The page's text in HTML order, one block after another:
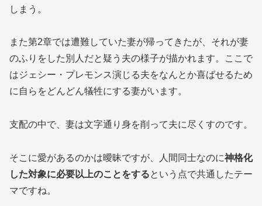
しまう。
また第2章では遭難していた妻が帰ってきたが、それが妻
のふりをした別人だと疑う夫の様子が描かれます。ここで
はジェシー・プレモンス演じる夫をなんとか喜ばせるため
に自らをどんどん犠牲にする妻がいます。
支配の中で、妻は文字通り身を削って夫に尽くすのです。
そこに愛があるのかは曖昧ですが、人間同士なのに神格化
した対象に必要以上のことをするという点で共通したテー
マですね。